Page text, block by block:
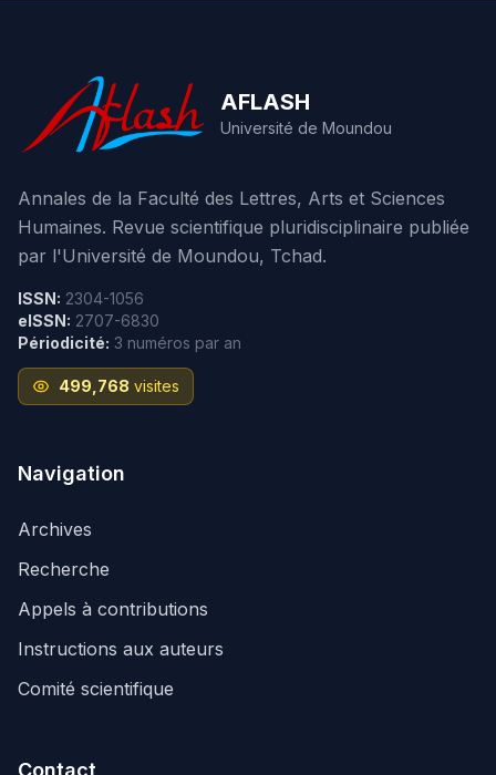
AFLASH
Université de Moundou
Annales de la Faculté des Lettres, Arts et Sciences
Humaines. Revue scientifique pluridisciplinaire publiée
par l'Université de Moundou, Tchad.
ISSN: 2304-1056
eISSN: 2707-6830
Périodicité: 3 numéros par an
499,768 visites
Navigation
Archives
Recherche
Appels à contributions
Instructions aux auteurs
Comité scientifique
Contact